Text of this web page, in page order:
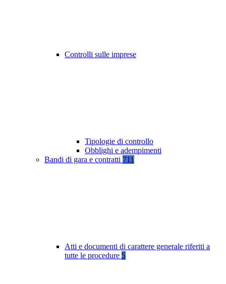
Controlli sulle imprese
Tipologie di controllo
Obblighi e adempimenti
Bandi di gara e contratti 711
Atti e documenti di carattere generale riferiti a
tutte le procedure 5